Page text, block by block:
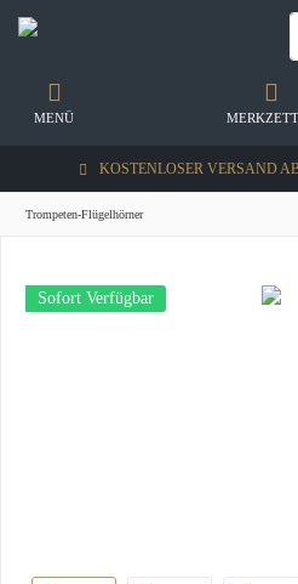
KOSTENLOSER VERSAND
MENÜ
Trompeten-Flügelhörner
Sofort Verfügbar